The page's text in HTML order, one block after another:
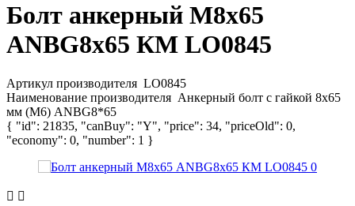
Болт анкерный М8х65
ANBG8х65 КМ LO0845
Артикул производителя LO0845
Наименование производителя Анкерный болт с гайкой 8х65
мм (M6) ANBG8*65
{ "id": 21835, "canBuy": "Y", "price": 34, "priceOld": 0,
"economy": 0, "number": 1 }